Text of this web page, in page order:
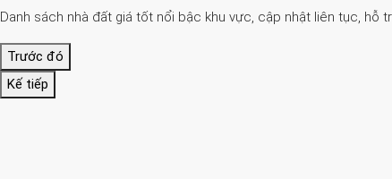
Danh sách nhà đất giá tốt nổi bậc khu vực, cập nhật liên tục, hỗ
Trước đó
Kế tiếp